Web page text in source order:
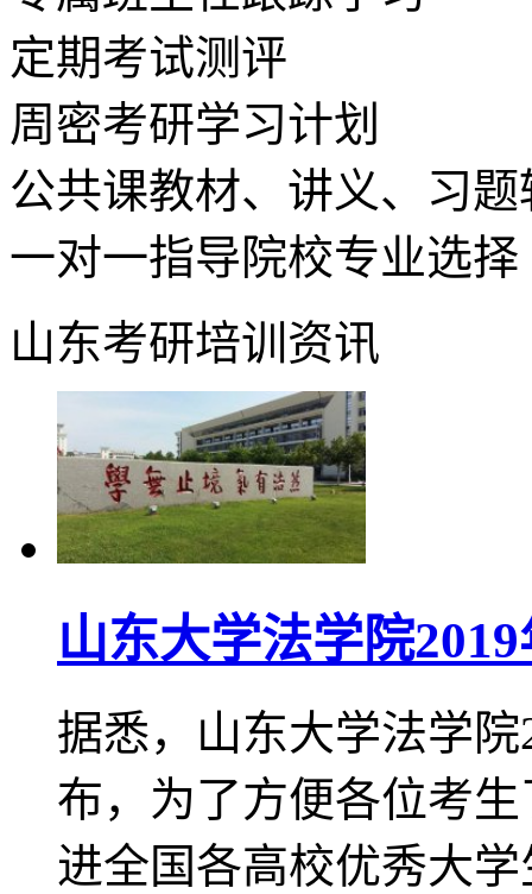
定期考试测评
周密考研学习计划
公共课教材、讲义、习
一对一指导院校专业选择
山东考研培训资讯
山东大学法学院
据悉，山东大学法学
布，为了方便各位考
进全国各高校优秀大